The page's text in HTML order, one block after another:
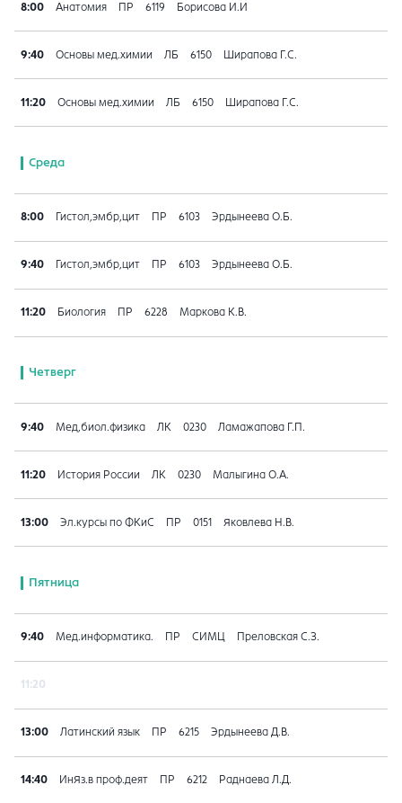
8:00 Анатомия ПР 6119 Борисова И.И
9:40 Основы мед.химии ЛБ 6150 Ширапова Г.С.
11:20 Основы мед.химии ЛБ 6150 Ширапова Г.С.
Среда
8:00 Гистол,эмбр,цит ПР 6103 Эрдынеева О.Б.
9:40 Гистол,эмбр,цит ПР 6103 Эрдынеева О.Б.
11:20 Биология ПР 6228 Маркова К.В.
Четверг
9:40 Мед,биол.физика ЛК 0230 Ламажапова Г.П.
11:20 История России ЛК 0230 Малыгина О.А.
13:00 Эл.курсы по ФКиС ПР 0151 Яковлева Н.В.
Пятница
9:40 Мед.информатика. ПР СИМЦ Преловская С.З.
11:20
13:00 Латинский язык ПР 6215 Эрдынеева Д.В.
14:40 ИнЯз.в проф.деят ПР 6212 Раднаева Л.Д.